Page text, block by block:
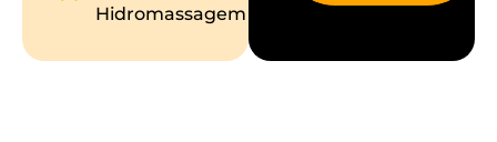
Hidromassagem